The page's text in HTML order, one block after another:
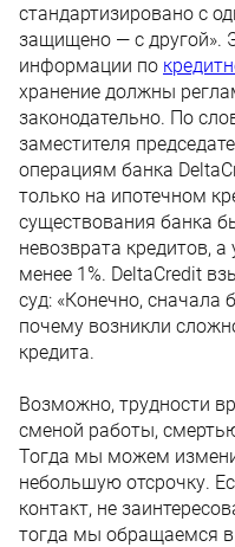
стандартизировано с
защищено — с другой».
информации по
хранение должны
законодательно. По
заместителя
операциям банка
только на ипотечном
существования банка
невозврата кредитов,
менее 1%. DeltaCredit
суд: «Конечно, сначала
почему возникли
кредита.
Возможно, трудности
сменой работы,
Тогда мы можем
небольшую отсрочку.
контакт, не
тогда мы обращаемся в